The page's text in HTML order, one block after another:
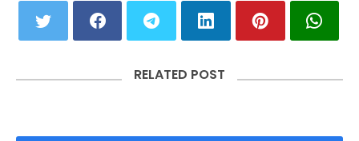
RELATED POST